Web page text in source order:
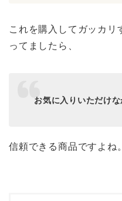
これを購入してガッカリ
ってましたら、
お気に入りいただけ
信頼できる商品ですよね。